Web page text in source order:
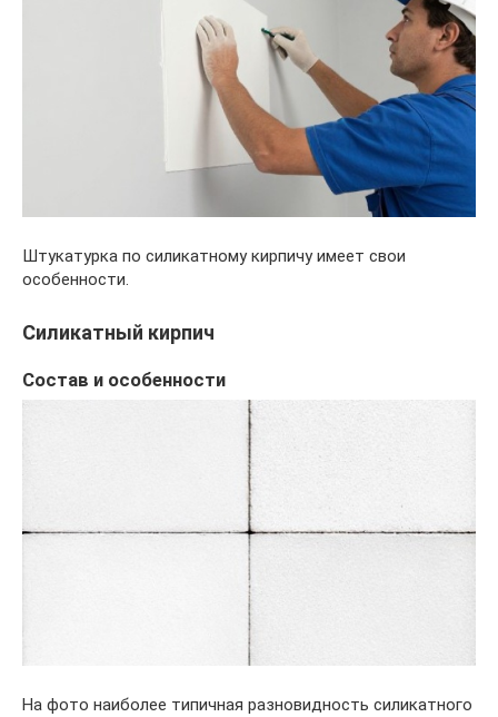
Штукатурка по силикатному кирпичу имеет свои
особенности.
Силикатный кирпич
Состав и особенности
На фото наиболее типичная разновидность силикатного